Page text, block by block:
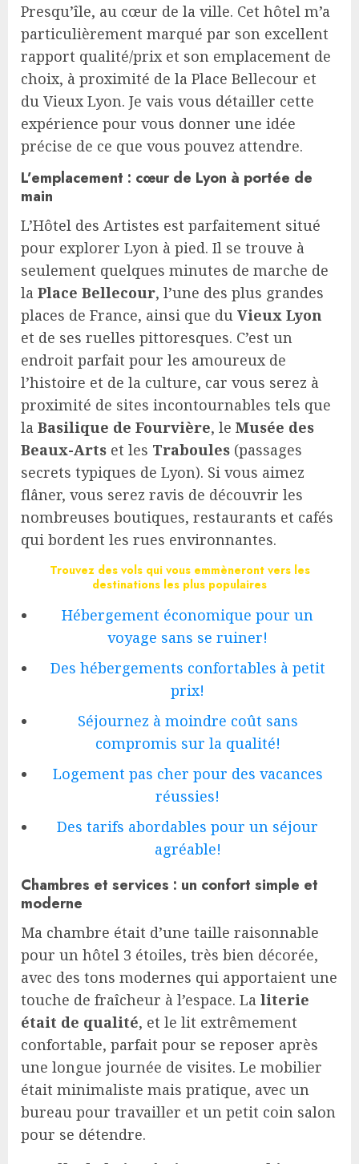
Presqu’île, au cœur de la ville. Cet hôtel m’a
particulièrement marqué par son excellent
rapport qualité/prix et son emplacement de
choix, à proximité de la Place Bellecour et
du Vieux Lyon. Je vais vous détailler cette
expérience pour vous donner une idée
précise de ce que vous pouvez attendre.
L’emplacement : cœur de Lyon à portée de
main
L’Hôtel des Artistes est parfaitement situé
pour explorer Lyon à pied. Il se trouve à
seulement quelques minutes de marche de
la Place Bellecour, l’une des plus grandes
places de France, ainsi que du Vieux Lyon
et de ses ruelles pittoresques. C’est un
endroit parfait pour les amoureux de
l’histoire et de la culture, car vous serez à
proximité de sites incontournables tels que
la Basilique de Fourvière, le Musée des
Beaux-Arts et les Traboules (passages
secrets typiques de Lyon). Si vous aimez
flâner, vous serez ravis de découvrir les
nombreuses boutiques, restaurants et cafés
qui bordent les rues environnantes.
Trouvez des vols qui vous emmèneront vers les
destinations les plus populaires
Hébergement économique pour un
voyage sans se ruiner!
Des hébergements confortables à petit
prix!
Séjournez à moindre coût sans
compromis sur la qualité!
Logement pas cher pour des vacances
réussies!
Des tarifs abordables pour un séjour
agréable!
Chambres et services : un confort simple et
moderne
Ma chambre était d’une taille raisonnable
pour un hôtel 3 étoiles, très bien décorée,
avec des tons modernes qui apportaient une
touche de fraîcheur à l’espace. La literie
était de qualité, et le lit extrêmement
confortable, parfait pour se reposer après
une longue journée de visites. Le mobilier
était minimaliste mais pratique, avec un
bureau pour travailler et un petit coin salon
pour se détendre.